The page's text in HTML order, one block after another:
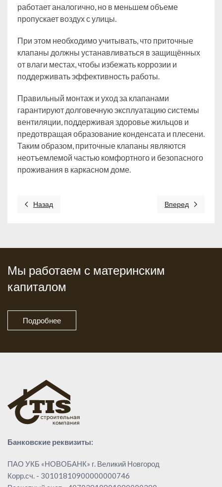
работает аналогично, но в меньшем объеме
пропускает воздух с улицы.
При этом необходимо учитывать, что приточные
клапаны должны устанавливаться в защищённых
от влаги местах, чтобы избежать коррозии и
поддерживать эффективность работы.
Правильный монтаж и уход за клапанами
гарантируют долговечную эксплуатацию системы
вентиляции, поддерживая здоровье жильцов и
предотвращая образование конденсата и плесени.
Таким образом, приточные клапаны являются
неотъемлемой частью комфортного и безопасного
проживания в каркасном доме.
Предыдущий: Правила подготовки каркасного дома к
Назад Следующий:
Вперед
Мы работаем с материнским
капиталом
Подробнее
Банковские реквизиты:
ПАО УКБ «НОВОБАНК» г. Великий Новгород
Корр.сч. - 30101810900000000746